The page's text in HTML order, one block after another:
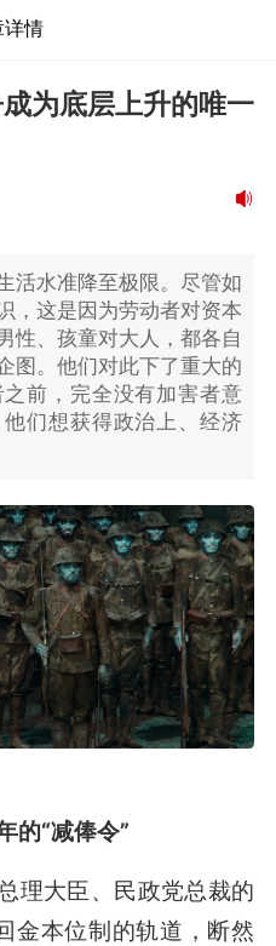
详情
为底层上升的唯一
活水准降至极限。尽管如
，这是因为劳动者对资本
性、孩童对大人，都各自
图。他们对此下了重大的
前，完全没有加害者意
们想获得政治上、经济
的“减俸令”
理大臣、民政党总裁的
金本位制的轨道，断然